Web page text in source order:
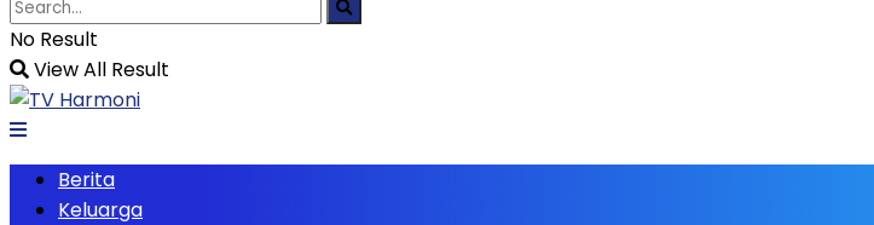
No Result
View All Result
Berita
Keluarga